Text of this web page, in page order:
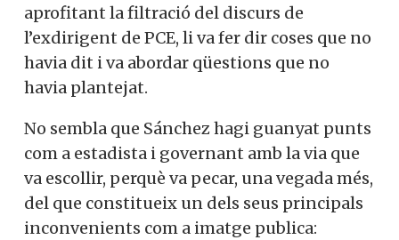
aprofitant la filtració del discurs de
l’exdirigent de PCE, li va fer dir coses que no
havia dit i va abordar qüestions que no
havia plantejat.
No sembla que Sánchez hagi guanyat punts
com a estadista i governant amb la via que
va escollir, perquè va pecar, una vegada més,
del que constitueix un dels seus principals
inconvenients com a imatge publica: